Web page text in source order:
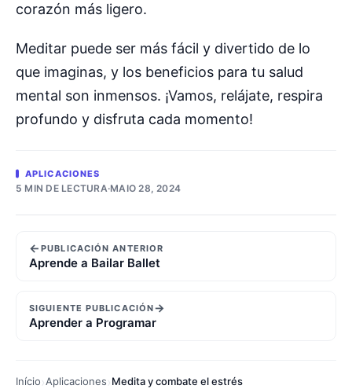
corazón más ligero.
Meditar puede ser más fácil y divertido de lo
que imaginas, y los beneficios para tu salud
mental son inmensos. ¡Vamos, relájate, respira
profundo y disfruta cada momento!
APLICACIONES
5 MIN DE LECTURA·MAIO 28, 2024
←PUBLICACIÓN ANTERIOR
Aprende a Bailar Ballet
SIGUIENTE PUBLICACIÓN→
Aprender a Programar
Início Aplicaciones Medita y combate el estrés